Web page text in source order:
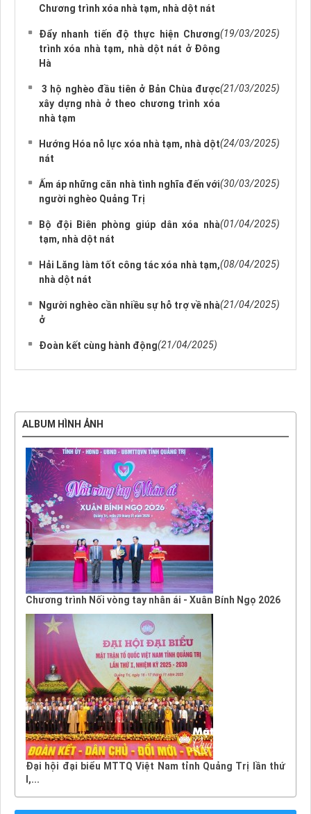
Chương trình xóa nhà tạm, nhà dột nát
Đẩy nhanh tiến độ thực hiện Chương
trình xóa nhà tạm, nhà dột nát ở Đông
Hà
(19/03/2025)
3 hộ nghèo đầu tiên ở Bản Chùa được
xây dựng nhà ở theo chương trình xóa
nhà tạm
(21/03/2025)
Hướng Hóa nỗ lực xóa nhà tạm, nhà dột
nát
(24/03/2025)
Ấm áp những căn nhà tình nghĩa đến với
người nghèo Quảng Trị
(30/03/2025)
Bộ đội Biên phòng giúp dân xóa nhà
tạm, nhà dột nát
(01/04/2025)
Hải Lăng làm tốt công tác xóa nhà tạm,
nhà dột nát
(08/04/2025)
Người nghèo cần nhiều sự hỗ trợ về nhà
ở
(21/04/2025)
Đoàn kết cùng hành động(21/04/2025)
ALBUM HÌNH ẢNH
Chương trình Nối vòng tay nhân ái - Xuân Bính Ngọ 2026
Đại hội đại biểu MTTQ Việt Nam tỉnh Quảng Trị lần thứ
I,...